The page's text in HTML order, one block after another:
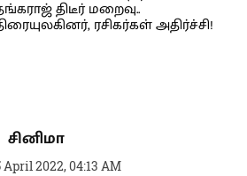
சினிமா
April 2022, 04:13 AM